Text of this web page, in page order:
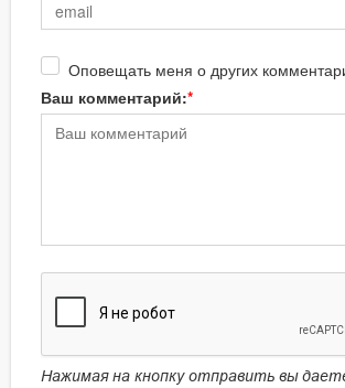
Оповещать меня о других
Ваш комментарий:
Нажимая на кнопку отправить вы